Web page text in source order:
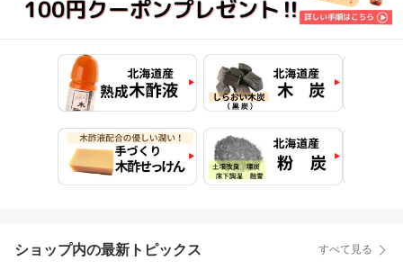
ショップ内の最新トピックス すべて見る